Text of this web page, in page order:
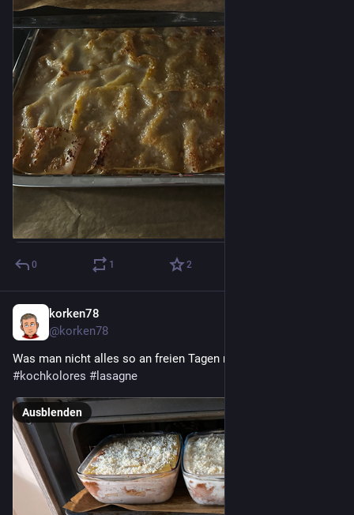
0 1 2
korken78
@korken78
Was man nicht alles so an freien Tagen macht.
#kochkolores # lasagne
Ausblenden